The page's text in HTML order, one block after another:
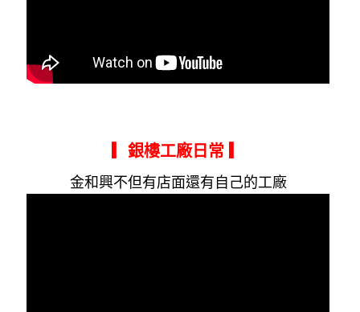
▎銀樓工廠日常 ▎
金和興不但有店面還有自己的工廠